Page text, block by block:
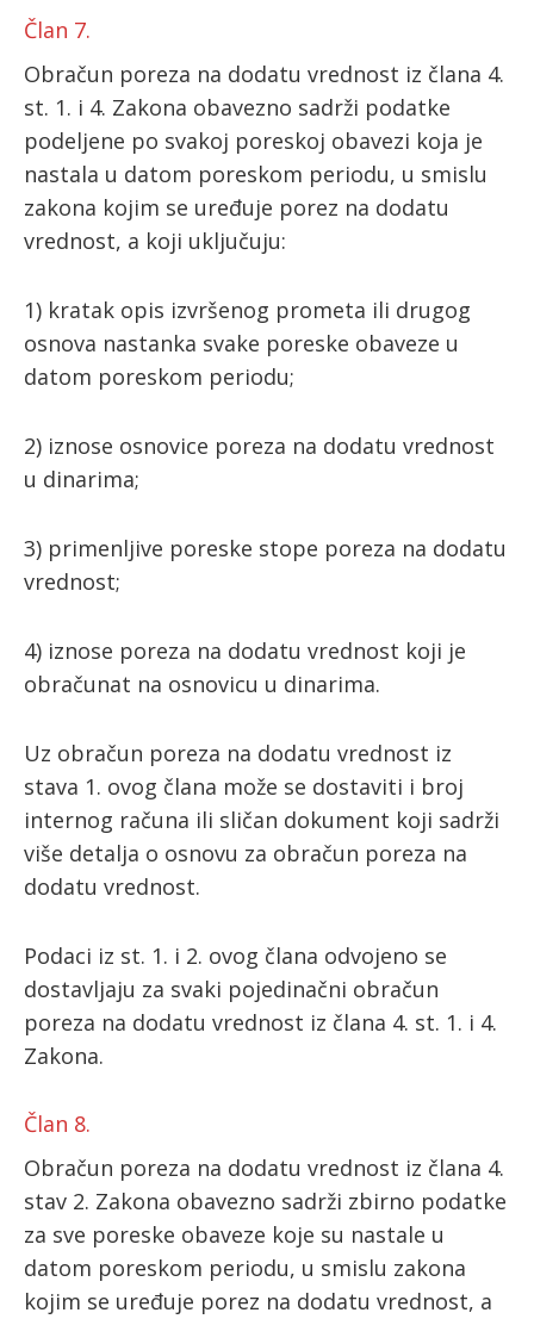
Član 7.
Obračun poreza na dodatu vrednost iz člana 4.
st. 1. i 4. Zakona obavezno sadrži podatke
podeljene po svakoj poreskoj obavezi koja je
nastala u datom poreskom periodu, u smislu
zakona kojim se uređuje porez na dodatu
vrednost, a koji uključuju:
1) kratak opis izvršenog prometa ili drugog
osnova nastanka svake poreske obaveze u
datom poreskom periodu;
2) iznose osnovice poreza na dodatu vrednost
u dinarima;
3) primenljive poreske stope poreza na dodatu
vrednost;
4) iznose poreza na dodatu vrednost koji je
obračunat na osnovicu u dinarima.
Uz obračun poreza na dodatu vrednost iz
stava 1. ovog člana može se dostaviti i broj
internog računa ili sličan dokument koji sadrži
više detalja o osnovu za obračun poreza na
dodatu vrednost.
Podaci iz st. 1. i 2. ovog člana odvojeno se
dostavljaju za svaki pojedinačni obračun
poreza na dodatu vrednost iz člana 4. st. 1. i 4.
Zakona.
Član 8.
Obračun poreza na dodatu vrednost iz člana 4.
stav 2. Zakona obavezno sadrži zbirno podatke
za sve poreske obaveze koje su nastale u
datom poreskom periodu, u smislu zakona
kojim se uređuje porez na dodatu vrednost, a